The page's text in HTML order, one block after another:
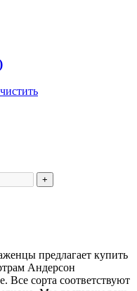
предлагает купить
Андерсон
сорта соответствуют